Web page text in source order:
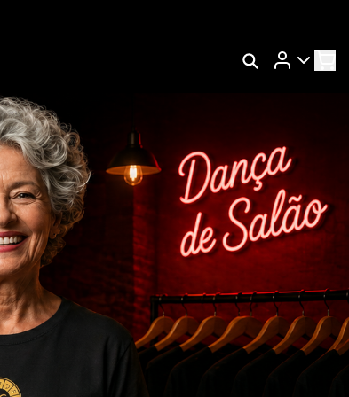
Trocar Meu Pedido
Avaliar Meu Pedido
Entrar | Cadastrar